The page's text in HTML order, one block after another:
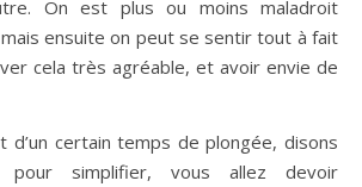
On est plus ou moins maladroit
ensuite on peut se sentir tout à fait
cela très agréable, et avoir envie de
d’un certain temps de plongée, disons
pour simplifier, vous allez devoir